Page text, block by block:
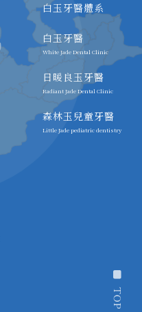
白玉牙醫體系
白玉牙醫
White Jade Dental Clinic
日暖良玉牙醫
Radiant Jade Dental Clinic
森林玉兒童牙醫
Little Jade pediatric dentistry